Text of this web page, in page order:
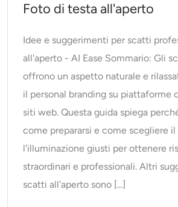
Foto di testa all'aperto
Idee e suggerimenti per scatti
all'aperto - AI Ease Sommario: Gli
offrono un aspetto naturale e
il personal branding su piattaforme
siti web. Questa guida spiega
come prepararsi e come scegliere il
l'illuminazione giusti per ottenere
straordinari e professionali. Altri
scatti all'aperto sono [...]